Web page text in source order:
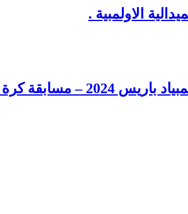
الاولمبية .
كرة القدم